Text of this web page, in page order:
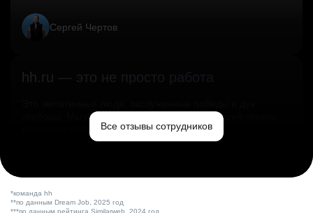
Сергей Чертов
hh.ru — это не просто работа
свободы. Мы помогаем миру и создаём лучший сервис
по поиску работы в стране.Все отзывы сотрудников
*команда hh
**по данным Dream Job, 2025 год
***по данным рейтинга Similarweb, 2024 год